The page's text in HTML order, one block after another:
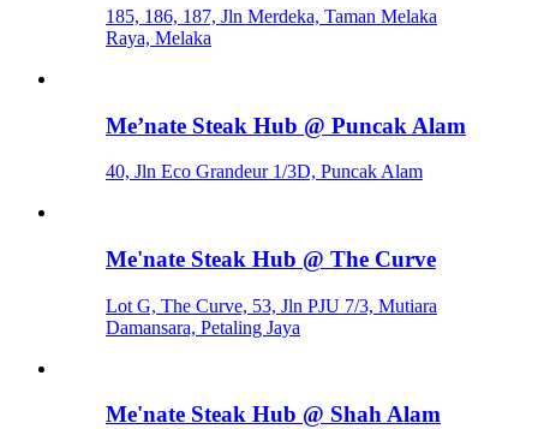
185, 186, 187, Jln Merdeka, Taman Melaka
Raya, Melaka
Me’nate Steak Hub @ Puncak Alam
40, Jln Eco Grandeur 1/3D, Puncak Alam
Me'nate Steak Hub @ The Curve
Lot G, The Curve, 53, Jln PJU 7/3, Mutiara
Damansara, Petaling Jaya
Me'nate Steak Hub @ Shah Alam